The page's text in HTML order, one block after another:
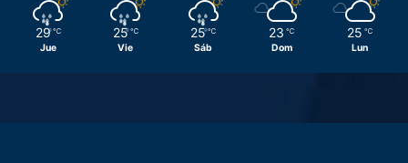
29 ℃
Jue
25 ℃
Vie
25 ℃
Sáb
23 ℃
Dom
25 ℃
Lun